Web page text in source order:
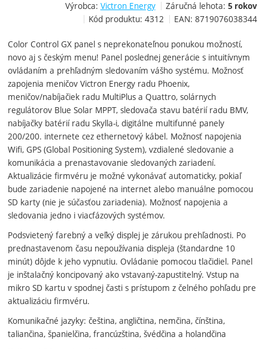
Výrobca: Victron Energy Záručná lehota: 5 rokov
Kód produktu: 4312 EAN: 8719076038344
Color Control GX panel s neprekonateľnou ponukou možností,
novo aj s českým menu! Panel poslednej generácie s intuitívnym
ovládaním a prehľadným sledovaním vášho systému. Možnosť
zapojenia meničov Victron Energy radu Phoenix,
meničov/nabíjačiek radu MultiPlus a Quattro, solárnych
regulátorov Blue Solar MPPT, sledovača stavu batérií radu BMV,
nabíjačky batérií radu Skylla-i, digitálne multifunné panely
200/200. internete cez ethernetový kábel. Možnosť napojenia
Wifi, GPS (Global Positioning System), vzdialené sledovanie a
komunikácia a prenastavovanie sledovaných zariadení.
Aktualizácie firmvéru je možné vykonávať automaticky, pokiaľ
bude zariadenie napojené na internet alebo manuálne pomocou
SD karty (nie je súčasťou zariadenia). Možnosť napojenia a
sledovania jedno i viacfázových systémov.
Podsvietený farebný a veľký displej je zárukou prehľadnosti. Po
prednastavenom času nepoužívania displeja (štandardne 10
minút) dôjde k jeho vypnutiu. Ovládanie pomocou tlačidiel. Panel
je inštalačný koncipovaný ako vstavaný-zapustitelný. Vstup na
mikro SD kartu v spodnej časti s prístupom z čelného pohľadu pre
aktualizáciu firmvéru.
Komunikačné jazyky: čeština, angličtina, nemčina, čínština,
taliančina, španielčina, francúzština, švédčina a holandčina